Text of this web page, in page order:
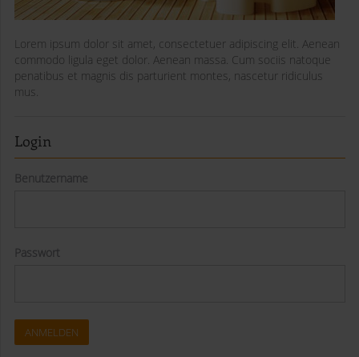
Lorem ipsum dolor sit amet, consectetuer adipiscing elit. Aenean
commodo ligula eget dolor. Aenean massa. Cum sociis natoque
penatibus et magnis dis parturient montes, nascetur ridiculus
mus.
Login
Benutzername
Passwort
ANMELDEN